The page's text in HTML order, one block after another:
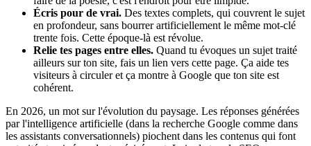
Écris pour de vrai. Des textes complets, qui couvrent le sujet
en profondeur, sans bourrer artificiellement le même mot-clé
trente fois. Cette époque-là est révolue.
Relie tes pages entre elles. Quand tu évoques un sujet traité
ailleurs sur ton site, fais un lien vers cette page. Ça aide tes
visiteurs à circuler et ça montre à Google que ton site est
cohérent.
En 2026, un mot sur l'évolution du paysage. Les réponses générées
par l'intelligence artificielle (dans la recherche Google comme dans
les assistants conversationnels) piochent dans les contenus qui font